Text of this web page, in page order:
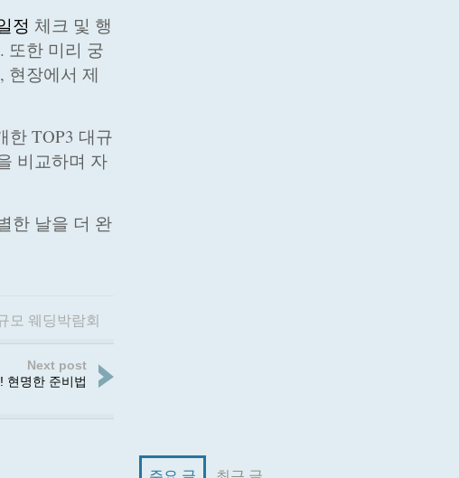
정 체크 및 행
또한 미리 궁
현장에서 제
한 TOP3 대규
비교하며 자
한 날을 더 완
모 웨딩박람회
Next post
현명한 준비법